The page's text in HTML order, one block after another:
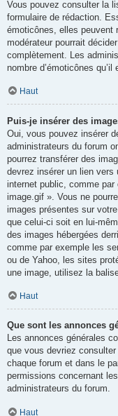
Vous pouvez consulter la
formulaire de rédaction.
émoticônes, elles peuvent
modérateur pourrait
complètement. Les
nombre d’émoticônes
Haut
Puis-je insérer des
Oui, vous pouvez insérer
administrateurs du forum
pourrez transférer des
devrez insérer un lien vers
internet public, comme
image.gif ». Vous ne
images présentes sur
que celui-ci soit en lui-
des images hébergées
comme par exemple les
ou de Yahoo, les sites
une image, utilisez la
Haut
Que sont les annonces
Les annonces générales
que vous devriez
chaque forum et dans le
permissions concernant
administrateurs du forum.
Haut